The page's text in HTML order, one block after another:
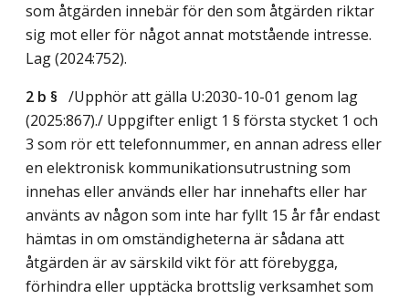
som åtgärden innebär för den som åtgärden riktar
sig mot eller för något annat motstående intresse.
Lag (2024:752).
2 b § /Upphör att gälla U:2030-10-01 genom lag
(2025:867)./ Uppgifter enligt 1 § första stycket 1 och
3 som rör ett telefonnummer, en annan adress eller
en elektronisk kommunikationsutrustning som
innehas eller används eller har innehafts eller har
använts av någon som inte har fyllt 15 år får endast
hämtas in om omständigheterna är sådana att
åtgärden är av särskild vikt för att förebygga,
förhindra eller upptäcka brottslig verksamhet som